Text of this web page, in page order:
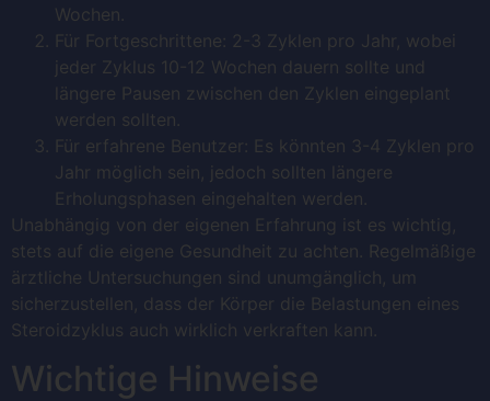
Wochen.
Für Fortgeschrittene: 2-3 Zyklen pro Jahr, wobei
jeder Zyklus 10-12 Wochen dauern sollte und
längere Pausen zwischen den Zyklen eingeplant
werden sollten.
Für erfahrene Benutzer: Es könnten 3-4 Zyklen pro
Jahr möglich sein, jedoch sollten längere
Erholungsphasen eingehalten werden.
Unabhängig von der eigenen Erfahrung ist es wichtig,
stets auf die eigene Gesundheit zu achten. Regelmäßige
ärztliche Untersuchungen sind unumgänglich, um
sicherzustellen, dass der Körper die Belastungen eines
Steroidzyklus auch wirklich verkraften kann.
Wichtige Hinweise